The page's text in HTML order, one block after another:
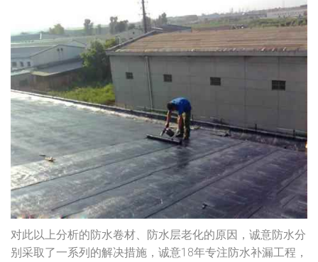
对此以上分析的防水卷材、防水层老化的原因，诚意防水分
别采取了一系列的解决措施，诚意18年专注防水补漏工程，